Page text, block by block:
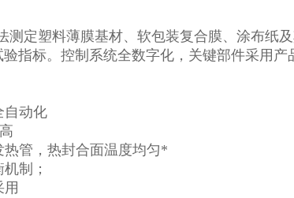
定塑料薄膜基材、软包装复合膜、涂布纸
指标。控制系统全数字化，关键部件采用产
自动化
管，热封合面温度均匀*
机制；
用